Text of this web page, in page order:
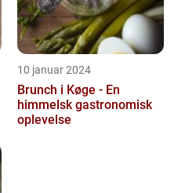
10 januar 2024
Brunch i Køge - En
himmelsk gastronomisk
oplevelse